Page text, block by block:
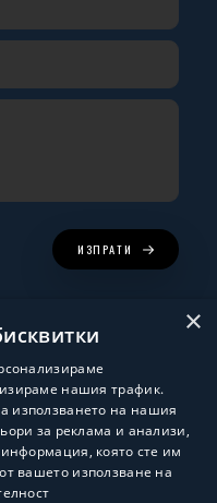
ИЗПРАТИ
ShalomDev.com
×
нашия трафик.
използването на нашия
за реклама и анализи,
която сте им
вашето използване на